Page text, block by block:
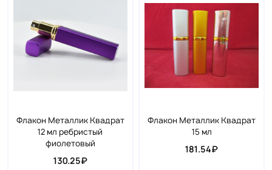
Флакон Металлик Квадрат
12 мл ребристый
фиолетовый
130.25₽
Флакон Металлик Квадрат
15 мл
181.54₽